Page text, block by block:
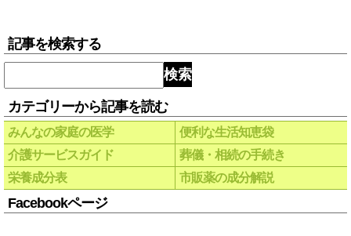
記事を検索する
検索
カテゴリーから記事を読む
みんなの家庭の医学
便利な生活知恵袋
介護サービスガイド
葬儀・相続の手続き
栄養成分表
市販薬の成分解説
Facebookページ